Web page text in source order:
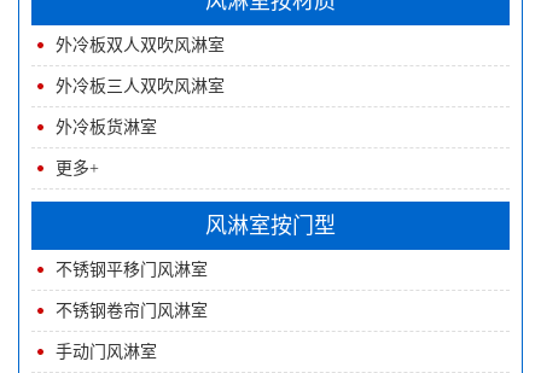
外冷板双人双吹风淋室
外冷板三人双吹风淋室
外冷板货淋室
更多+
风淋室按门型
不锈钢平移门风淋室
不锈钢卷帘门风淋室
手动门风淋室